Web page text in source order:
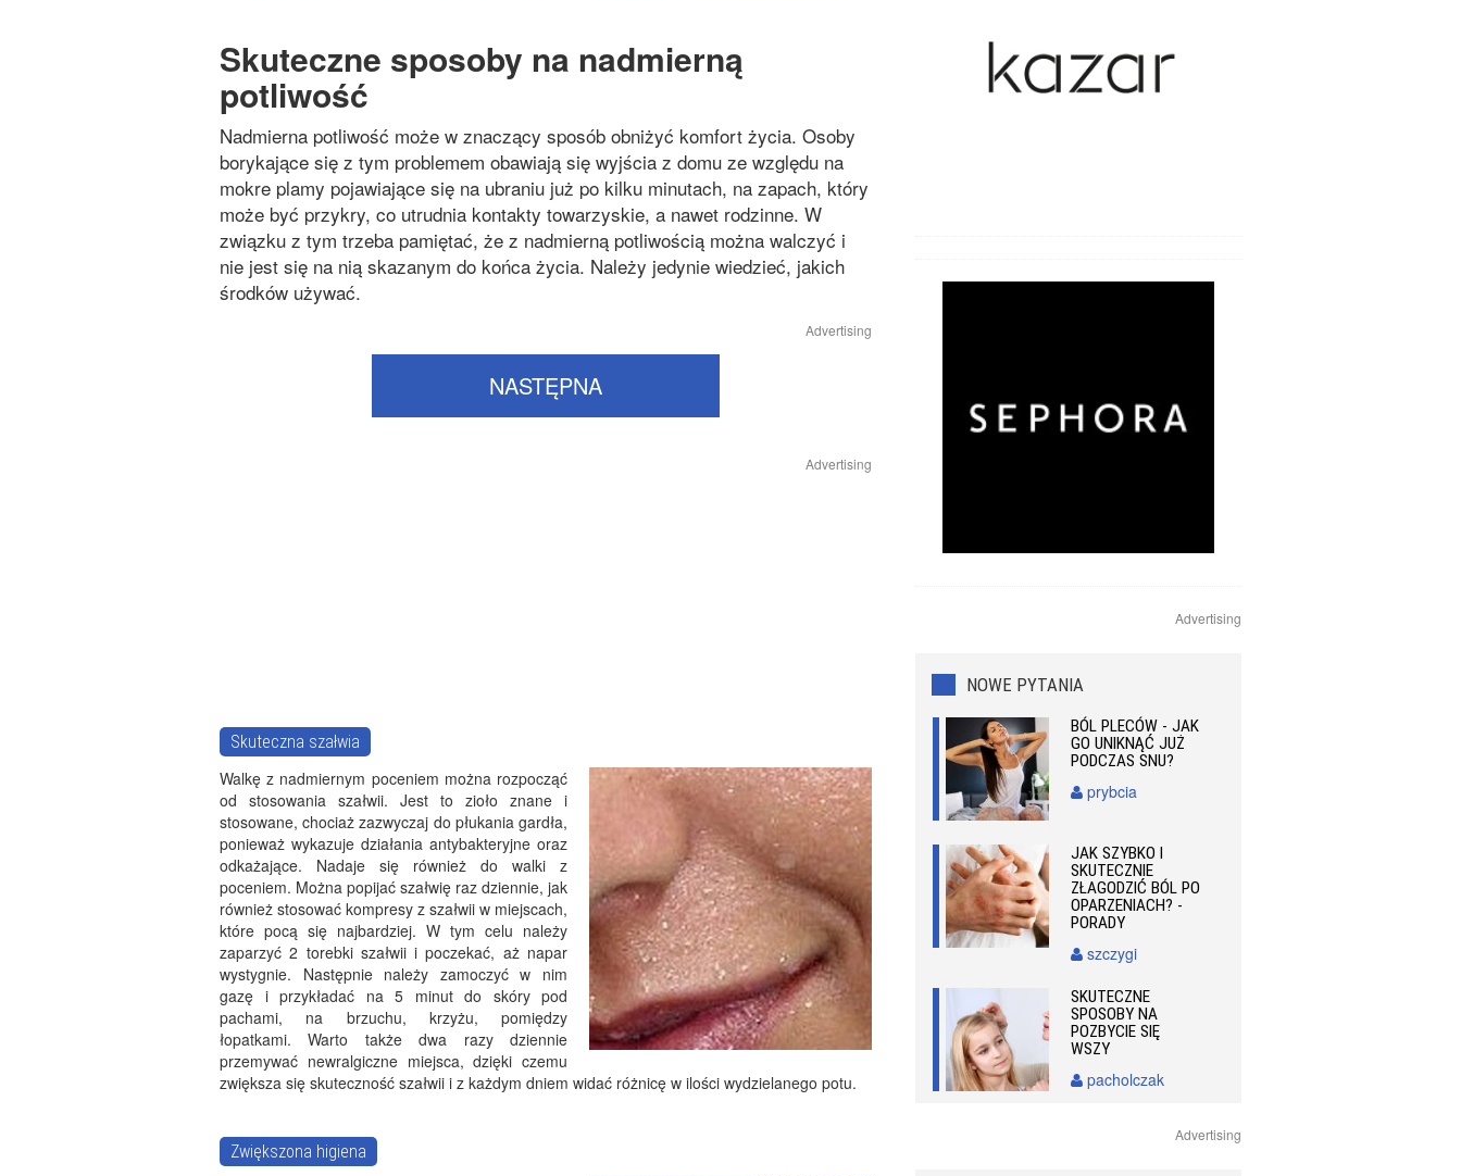
Skuteczne sposoby na nadmierną
potliwość
Nadmierna potliwość może w znaczący sposób obniżyć komfort życia. Osoby
borykające się z tym problemem obawiają się wyjścia z domu ze względu na
mokre plamy pojawiające się na ubraniu już po kilku minutach, na zapach, który
może być przykry, co utrudnia kontakty towarzyskie, a nawet rodzinne. W
związku z tym trzeba pamiętać, że z nadmierną potliwością można walczyć i
nie jest się na nią skazanym do końca życia. Należy jedynie wiedzieć, jakich
środków używać.
Advertising
NASTĘPNA
Advertising
Skuteczna szałwia
Walkę z nadmiernym poceniem można rozpocząć
od stosowania szałwii. Jest to zioło znane i
stosowane, chociaż zazwyczaj do płukania gardła,
ponieważ wykazuje działania antybakteryjne oraz
odkażające. Nadaje się również do walki z
poceniem. Można popijać szałwię raz dziennie, jak
również stosować kompresy z szałwii w miejscach,
które pocą się najbardziej. W tym celu należy
zaparzyć 2 torebki szałwii i poczekać, aż napar
wystygnie. Następnie należy zamoczyć w nim
gazę i przykładać na 5 minut do skóry pod
pachami, na brzuchu, krzyżu, pomiędzy
łopatkami. Warto także dwa razy dziennie
przemywać newralgiczne miejsca, dzięki czemu
zwiększa się skuteczność szałwii i z każdym dniem widać różnicę w ilości wydzielanego potu.
Zwiększona higiena
Choroby wieku podeszłego
Choroby zakaźne
Advertising
NOWE PYTANIA
BÓL PLECÓW - JAK
GO UNIKNĄĆ JUŻ
PODCZAS SNU?
prybcia
JAK SZYBKO I
SKUTECZNIE
ZŁAGODZIĆ BÓL PO
OPARZENIACH? -
PORADY
szczygi
SKUTECZNE
SPOSOBY NA
POZBYCIE SIĘ
WSZY
pacholczak
Advertising